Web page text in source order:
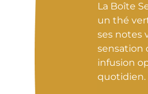
La Boîte
un thé
ses notes
sensation
infusion
quotidien.